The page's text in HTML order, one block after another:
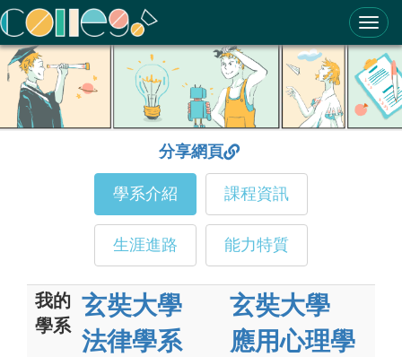
ColleGo! 大學選才與高中育才輔助系統
分享網頁
學系介紹 課程資訊
生涯進路 能力特質
我的
學系
玄奘大學
法律學系
玄奘大學
應用心理學